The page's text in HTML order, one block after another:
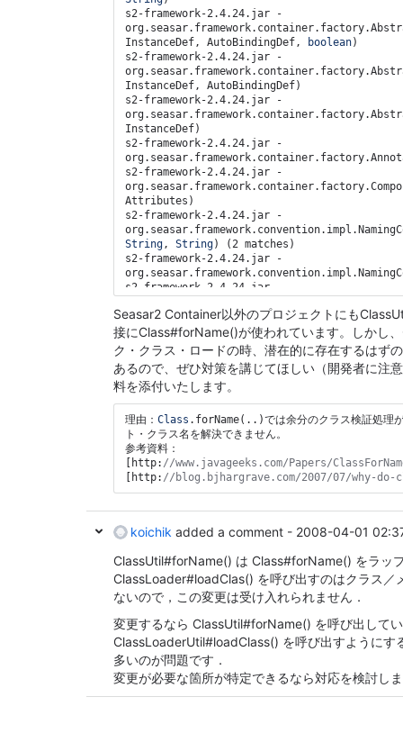
s2-framework-2.4.24.jar -
InstanceDef, AutoBindingDef,
boolean)
s2-framework-2.4.24.jar -
InstanceDef, AutoBindingDef)
s2-framework-2.4.24.jar -
InstanceDef)
s2-framework-2.4.24.jar -
s2-framework-2.4.24.jar -
Attributes)
s2-framework-2.4.24.jar -
String, String) (2 matches)
s2-framework-2.4.24.jar -
s2-framework-2.4.24.jar -
s2-framework-2.4.24.jar -
s2-framework-2.4.24.jar -
s2-extension-2.4.24.jar -
s2-extension-2.4.24.jar -
s2-extension-2.4.24.jar -
Seasar2 Container以外のプロジェクトにも
接にClass#forName()が使われています。しかし
ク・クラス・ロードの時、潜在的に存在するはず
あるので、ぜひ対策を講じてほしい（開発者に注
料を添付いたします。
理由： Class .forName(..)では余分のクラス検証処理
ト・クラス名を解決できません。
参考資料：
[http:
[http: //blog.bjhargrave.com/2007/07/why-do-
koichik added a comment - 2008-04-01
ClassUtil#forName() は Class#forName() をラッ
ClassLoader#loadClas() を呼び出すのはクラス／
ないので，この変更は受け入れられません．
変更するなら ClassUtil#forName() を呼び出して
ClassLoaderUtil#loadClass() を呼び出すようにす
多いのが問題です．
変更が必要な箇所が特定できるなら対応を検討し